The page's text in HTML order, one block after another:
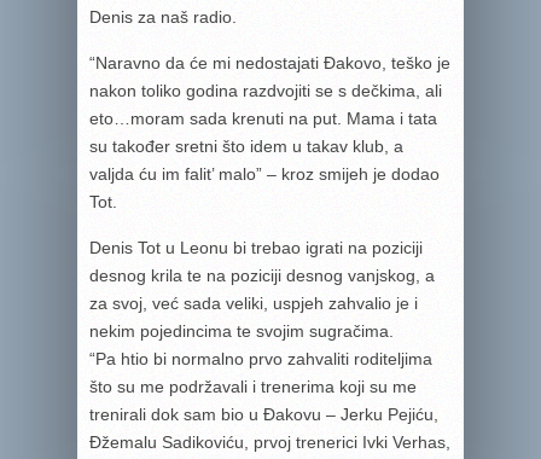
Denis za naš radio.
“Naravno da će mi nedostajati Đakovo, teško je
nakon toliko godina razdvojiti se s dečkima, ali
eto…moram sada krenuti na put. Mama i tata
su također sretni što idem u takav klub, a
valjda ću im falit’ malo” – kroz smijeh je dodao
Tot.
Denis Tot u Leonu bi trebao igrati na poziciji
desnog krila te na poziciji desnog vanjskog, a
za svoj, već sada veliki, uspjeh zahvalio je i
nekim pojedincima te svojim sugračima.
“Pa htio bi normalno prvo zahvaliti roditeljima
što su me podržavali i trenerima koji su me
trenirali dok sam bio u Đakovu – Jerku Pejiću,
Đžemalu Sadikoviću, prvoj trenerici Ivki Verhas,